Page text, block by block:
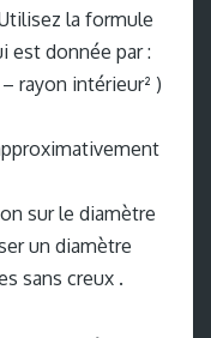
la formule
est donnée par :
rayon intérieur² )
sur le diamètre
un diamètre
sans creux .